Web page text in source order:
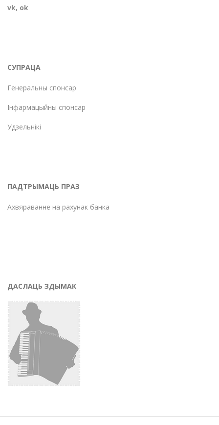
vk, ok
СУПРАЦА
Генеральны спонсар
Інфармацыйны спонсар
Удзельнікі
ПАДТРЫМАЦЬ ПРАЗ
Ахвяраванне на рахунак банка
ДАСЛАЦЬ ЗДЫМАК